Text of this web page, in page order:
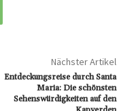
Nächster Artikel
Entdeckungsreise durch Santa
Maria: Die schönsten
Sehenswürdigkeiten auf den